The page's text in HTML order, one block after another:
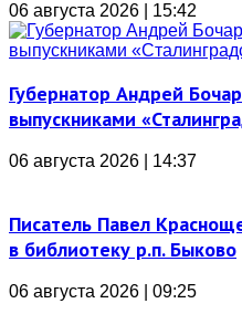
06 августа 2026 | 15:42
Губернатор Андрей
выпускниками
06 августа 2026 | 14:37
Писатель Павел
в библиотеку р.п. Быково
06 августа 2026 | 09:25